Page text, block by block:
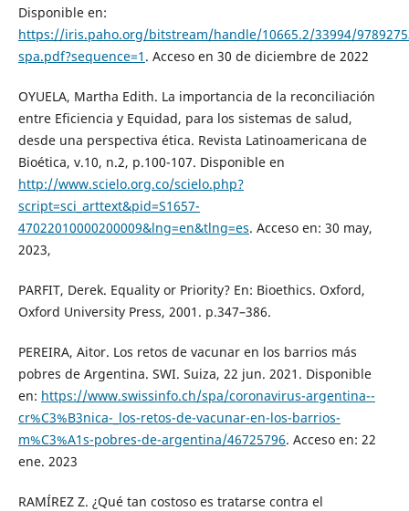
Disponible en:
https://iris.paho.org/bitstream/handle/10665.2/33994/
spa.pdf?sequence=1 . Acceso en 30 de diciembre de 2022
OYUELA, Martha Edith. La importancia de la reconciliación
entre Eficiencia y Equidad, para los sistemas de salud,
desde una perspectiva ética. Revista Latinoamericana de
Bioética, v.10, n.2, p.100-107. Disponible en
http://www.scielo.org.co/scielo.php?
script=sci_arttext&pid=S1657-
47022010000200009&lng=en&tlng=es. Acceso en: 30 may,
2023,
PARFIT, Derek. Equality or Priority? En: Bioethics. Oxford,
Oxford University Press, 2001. p.347–386.
PEREIRA, Aitor. Los retos de vacunar en los barrios más
pobres de Argentina. SWI. Suiza, 22 jun. 2021. Disponible
en: https://www.swissinfo.ch/spa/coronavirus-argentina--
cr%C3%B3nica-_los-retos-de-vacunar-en-los-barrios-
m%C3%A1s-pobres-de-argentina/46725796. Acceso en: 22
ene. 2023
RAMÍREZ Z. ¿Qué tan costoso es tratarse contra el